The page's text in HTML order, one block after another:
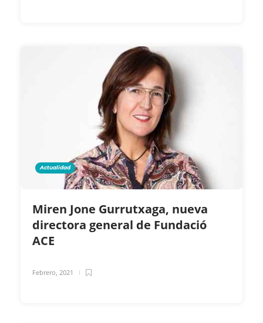
Actualidad
Miren Jone Gurrutxaga, nueva
directora general de Fundació
ACE
Febrero, 2021